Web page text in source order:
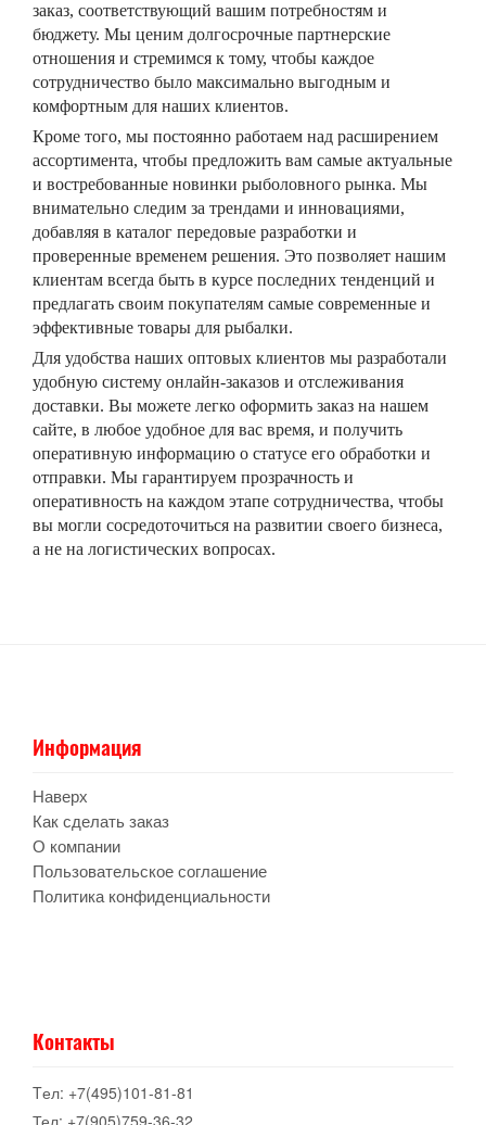
заказ, соответствующий вашим потребностям и
бюджету. Мы ценим долгосрочные партнерские
отношения и стремимся к тому, чтобы каждое
сотрудничество было максимально выгодным и
комфортным для наших клиентов.
Кроме того, мы постоянно работаем над расширением
ассортимента, чтобы предложить вам самые актуальные
и востребованные новинки рыболовного рынка. Мы
внимательно следим за трендами и инновациями,
добавляя в каталог передовые разработки и
проверенные временем решения. Это позволяет нашим
клиентам всегда быть в курсе последних тенденций и
предлагать своим покупателям самые современные и
эффективные товары для рыбалки.
Для удобства наших оптовых клиентов мы разработали
удобную систему онлайн-заказов и отслеживания
доставки. Вы можете легко оформить заказ на нашем
сайте, в любое удобное для вас время, и получить
оперативную информацию о статусе его обработки и
отправки. Мы гарантируем прозрачность и
оперативность на каждом этапе сотрудничества, чтобы
вы могли сосредоточиться на развитии своего бизнеса,
а не на логистических вопросах.
Информация
Наверх
Как сделать заказ
О компании
Пользовательское соглашение
Политика конфиденциальности
Контакты
Tел: +7(495)101-81-81
Тел: +7(905)759-36-32